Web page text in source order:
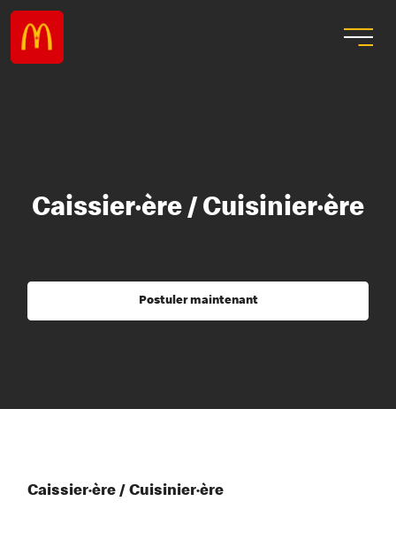
Caissier·ère / Cuisinier·ère
Postuler maintenant
Caissier·ère / Cuisinier·ère